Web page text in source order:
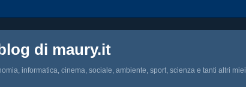
di maury.it
informatica, cinema, sociale, ambiente, sport, scienza e tanti altri miei